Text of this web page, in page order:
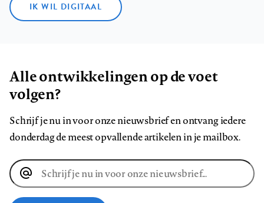
IK WIL DIGITAAL
Alle ontwikkelingen op de voet
volgen?
Schrijf je nu in voor onze nieuwsbrief en ontvang iedere
donderdag de meest opvallende artikelen in je mailbox.
E-
mailadres